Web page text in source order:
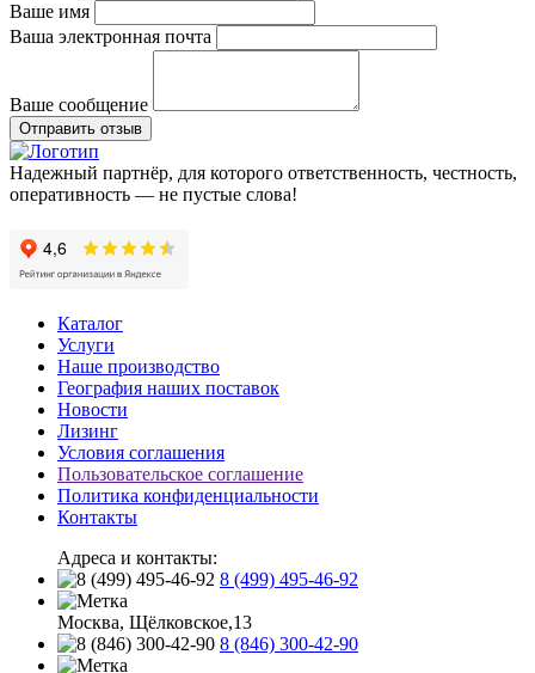
Ваше имя
Ваша электронная почта
Ваше сообщение
Отправить отзыв
Надежный партнёр, для которого ответственность, честность,
оперативность — не пустые слова!
Каталог
Услуги
Наше производство
География наших поставок
Новости
Лизинг
Условия соглашения
Пользовательское соглашение
Политика конфиденциальности
Контакты
Адреса и контакты:
8 (499) 495-46-92
Москва, Щёлковское,13
8 (846) 300-42-90